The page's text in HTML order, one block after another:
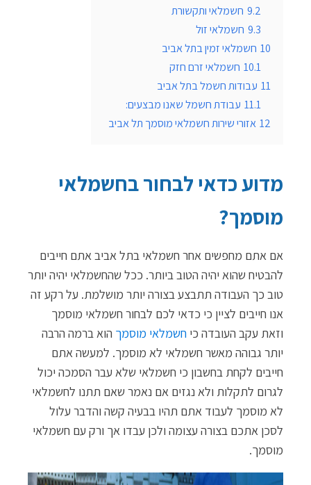
9.2 חשמלאי ותקשורת
9.3 חשמלאי זול
10 חשמלאי זמין בתל אביב
10.1 חשמלאי זרם חזק
11 עבודות חשמל בתל אביב
11.1 עבודת חשמל שאנו מבצעים:
12 אזורי שירות חשמלאי מוסמך תל אביב
מדוע כדאי לבחור בחשמלאי
מוסמך?
אם אתם מחפשים אחר חשמלאי בתל אביב אתם חייבים
להבטיח שהוא יהיה הטוב ביותר. ככל שהחשמלאי יהיה יותר
טוב כך העבודה תתבצע בצורה יותר מושלמת. על רקע זה
אנו חייבים לציין כי כדאי לכם לבחור חשמלאי מוסמך
וזאת עקב העובדה כי חשמלאי מוסמך הוא ברמה הרבה
יותר גבוהה מאשר חשמלאי לא מוסמך. למעשה אתם
חייבים לקחת בחשבון כי חשמלאי שלא עבר הסמכה יכול
לגרום לתקלות ולא נגזים אם נאמר שאם תתנו לחשמלאי
לא מוסמך לעבוד אתם תהיו בבעיה קשה והדבר עלול
לסכן אתכם בצורה עצומה ולכן עבדו אך ורק עם חשמלאי
מוסמך.